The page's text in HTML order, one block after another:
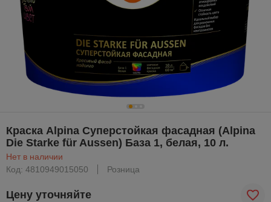
Краска Alpina Суперстойкая фасадная (Alpina
Die Starke für Aussen) База 1, белая, 10 л.
Нет в наличии
Код: 4810949015050
Розница
Цену уточняйте